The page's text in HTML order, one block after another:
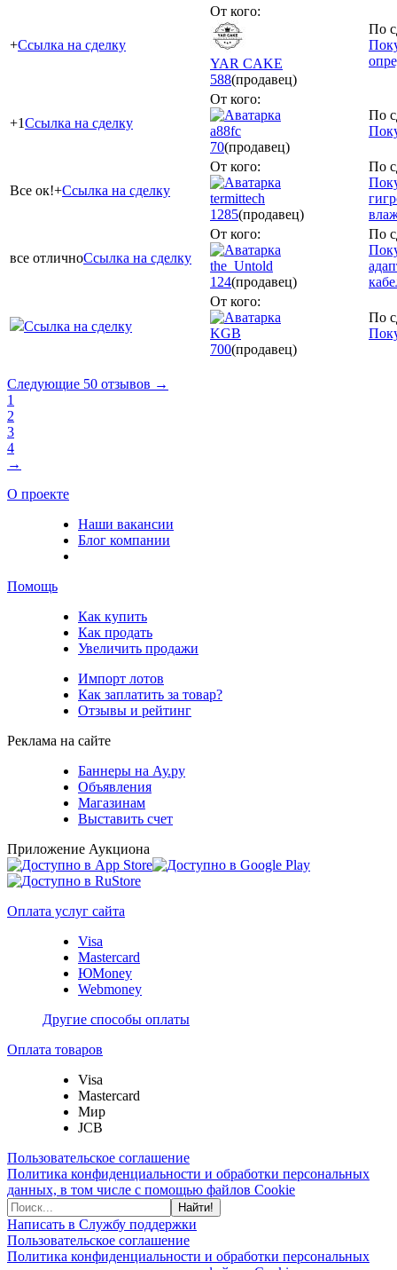
+Ссылка на сделку
От кого:
YAR CAKE
588(продавец)
По
+1Ссылка на сделку
От кого:
a88fc
70(продавец)
По
Все ок!+Ссылка на сделку
От кого:
termittech
1285(продавец)
По
все отличноСсылка на сделку
От кого:
the_Untold
124(продавец)
По
Ссылка на сделку
От кого:
KGB
700(продавец)
По
Следующие 50 отзывов →
1
2
3
4
→
О проекте
Наши вакансии
Блог компании
Помощь
Как купить
Как продать
Увеличить продажи
Импорт лотов
Как заплатить за товар?
Отзывы и рейтинг
Реклама на сайте
Баннеры на Ау.ру
Объявления
Магазинам
Выставить счет
Приложение Аукциона
Оплата услуг сайта
Visa
Mastercard
ЮMoney
Webmoney
Другие способы оплаты
Оплата товаров
Visa
Mastercard
Мир
JCB
Пользовательское соглашение
Политика конфиденциальности и обработки персональных
данных, в том числе с помощью файлов Cookie
Найти!
Написать в Службу поддержки
Пользовательское соглашение
Политика конфиденциальности и обработки персональных